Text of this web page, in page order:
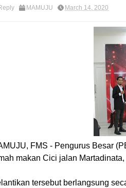
MAMUJU March 14, 2020
FMS - Pengurus Besar
makan Cici jalan
tersebut berlangsung